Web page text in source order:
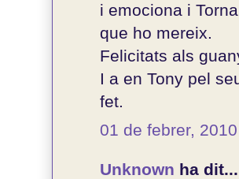
i emociona i
que ho mereix.
Felicitats als
I a en Tony pel
fet.
01 de febrer, 2010
Unknown ha dit...